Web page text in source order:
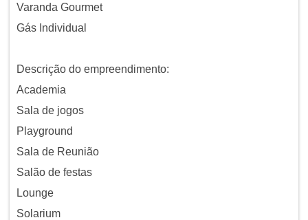
Varanda Gourmet
Gás Individual
Descrição do empreendimento:
Academia
Sala de jogos
Playground
Sala de Reunião
Salão de festas
Lounge
Solarium